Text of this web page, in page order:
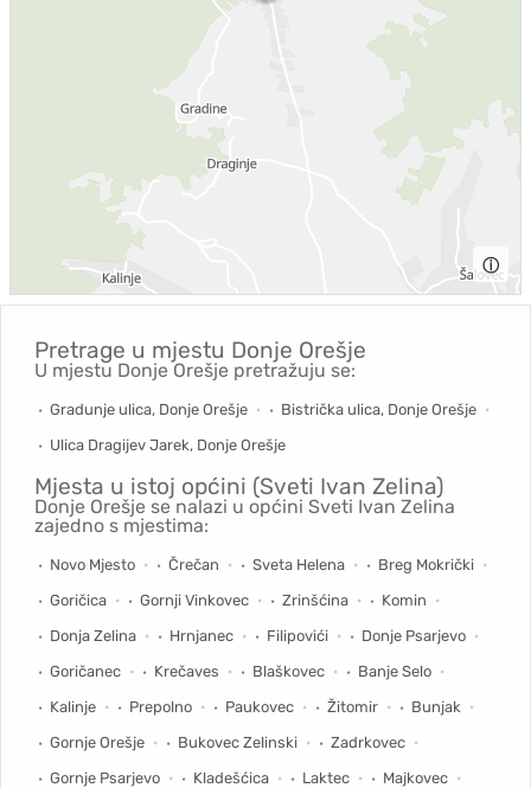
ⓘ
Pretrage u mjestu Donje Orešje
U mjestu Donje Orešje pretražuju se:
Gradunje ulica, Donje Orešje
Bistrička ulica, Donje Orešje
Ulica Dragijev Jarek, Donje Orešje
Mjesta u istoj općini (Sveti Ivan Zelina)
Donje Orešje se nalazi u općini Sveti Ivan Zelina
zajedno s mjestima:
Novo Mjesto Črečan Sveta Helena
Breg Mokrički
Goričica
Gornji Vinkovec Zrinšćina
Komin
Donja Zelina
Hrnjanec Filipovići
Donje Psarjevo
Goričanec
Krečaves Blaškovec
Banje Selo
Kalinje
Prepolno Paukovec Žitomir
Bunjak
Gornje Orešje
Bukovec Zelinski
Zadrkovec
Gornje Psarjevo
Kladešćica Laktec
Majkovec